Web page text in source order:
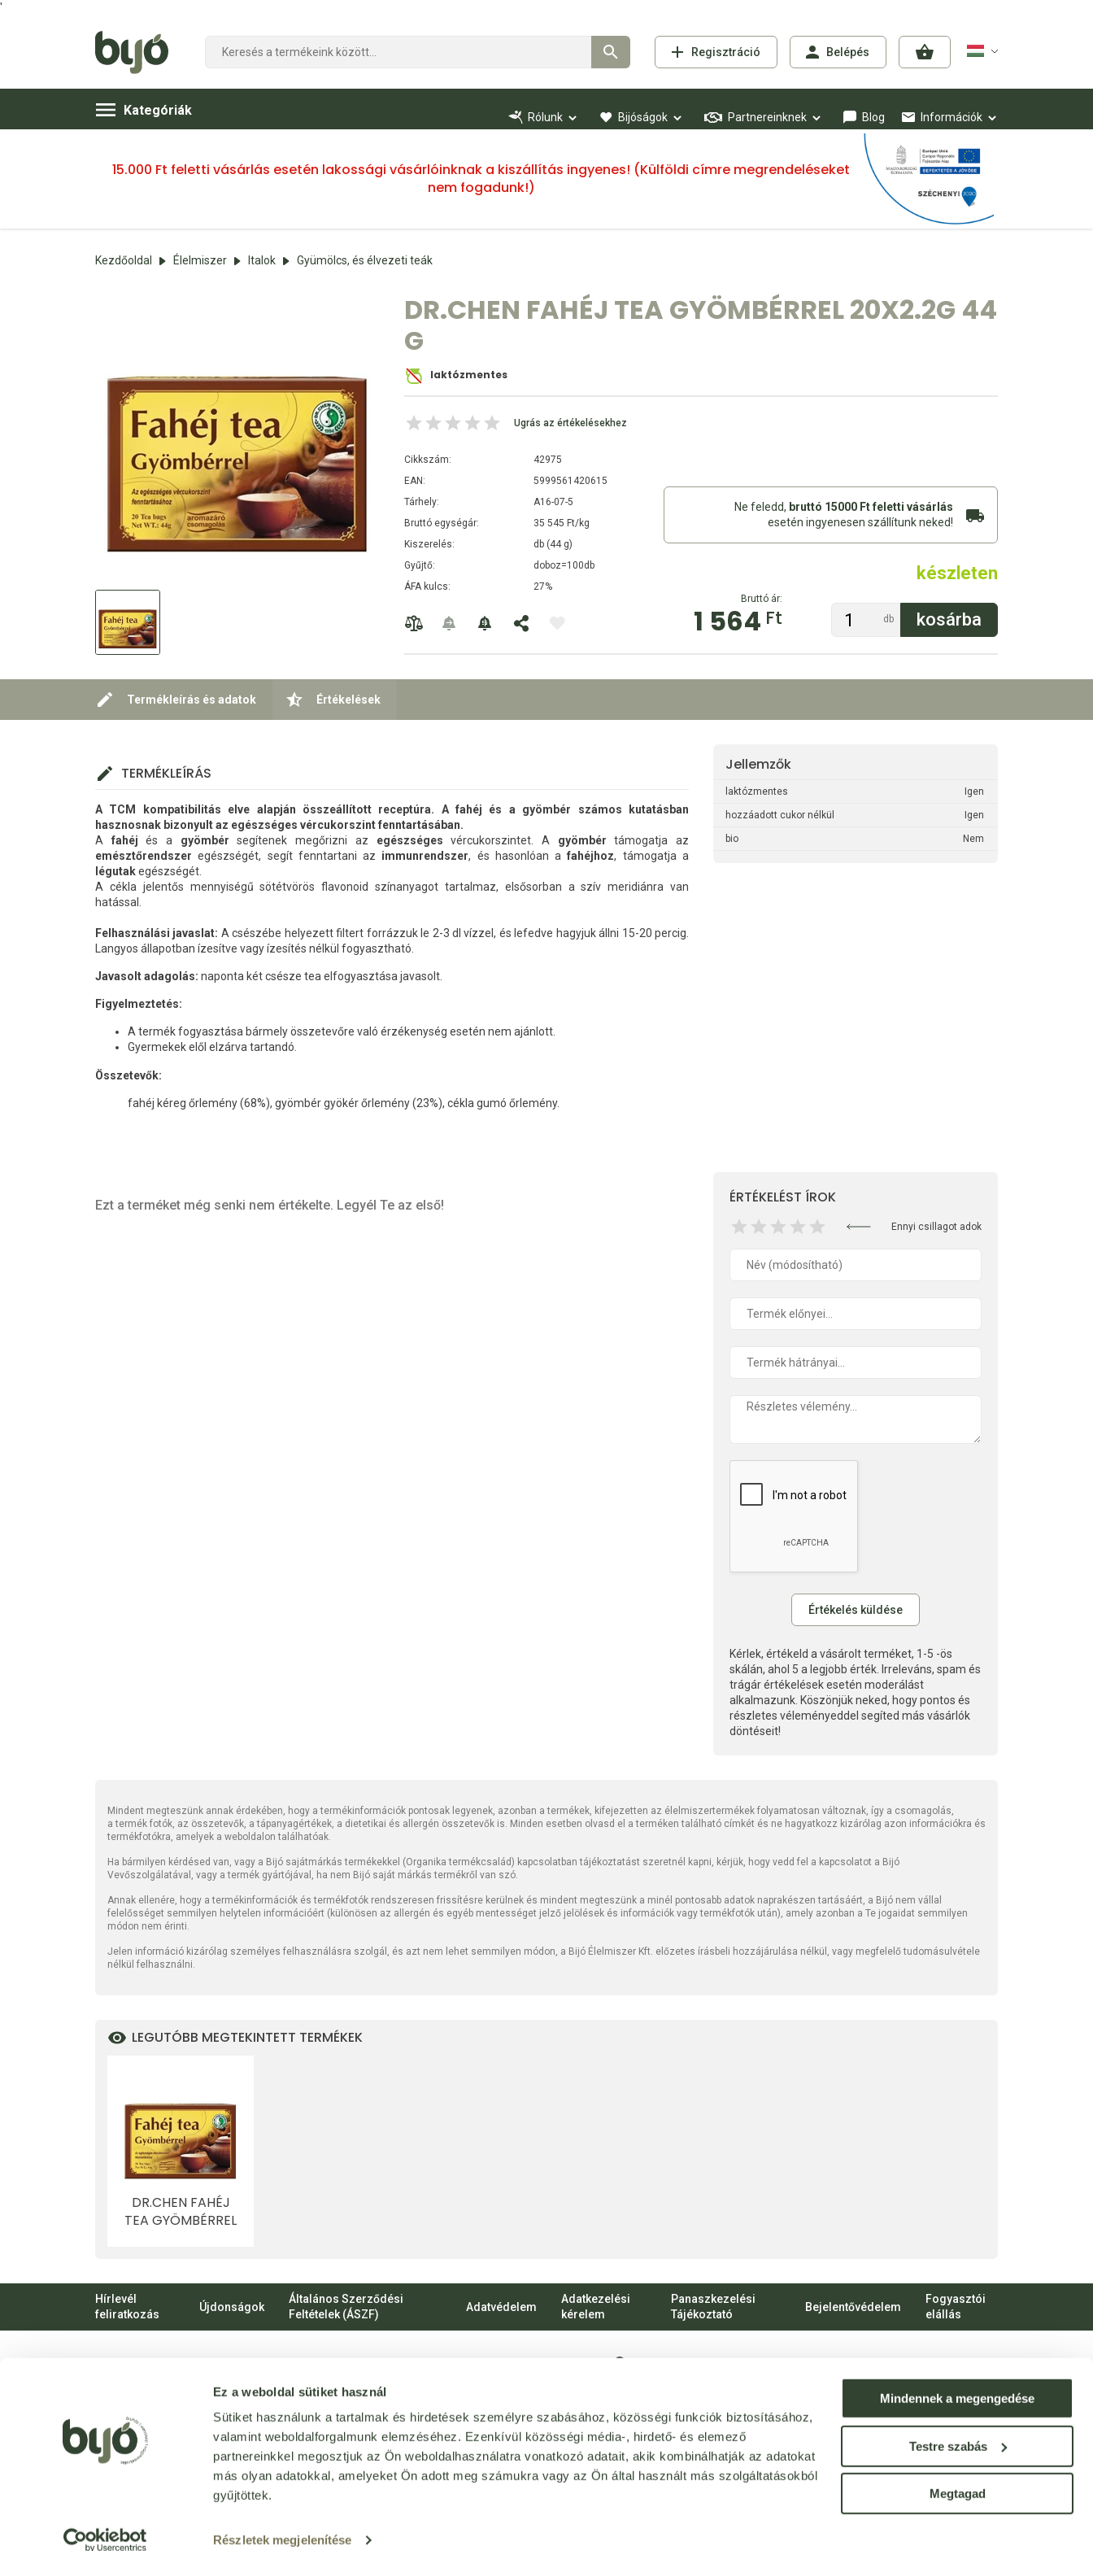
Ez a weboldal sütiket használ
Sütiket használunk a tartalmak és hirdetések személyre szabásához, közösségi funkciók biztosításához,
valamint weboldalforgalmunk elemzéséhez. Ezenkívül közösségi média-, hirdető- és elemező
partnereinkkel megosztjuk az Ön weboldalhasználatra vonatkozó adatait, akik kombinálhatják az adatokat
más olyan adatokkal, amelyeket Ön adott meg számukra vagy az Ön által használt más szolgáltatásokból
gyűjtöttek.
Részletek megjelenítése
Mindennek a megengedése
Testre szabás
Megtagad
'
Regisztráció Belépés
Kategóriák Rólunk Bijóságok Partnereinknek Blog Információk
15.000 Ft feletti vásárlás esetén lakossági vásárlóinknak a kiszállítás ingyenes! (Külföldi címre megrendeléseket
nem fogadunk!)
Kezdőoldal Élelmiszer Italok Gyümölcs, és élvezeti teák
DR.CHEN FAHÉJ TEA GYÖMBÉRREL 20X2.2G 44
G
laktózmentes
Ugrás az értékelésekhez
Cikkszám:
42975
EAN:
5999561420615
Tárhely:
A16-07-5
Bruttó egységár:
35 545 Ft/kg
Kiszerelés:
db (44 g)
Gyűjtő:
doboz=100db
ÁFA kulcs:
27%
Ne feledd, bruttó 15000 Ft feletti vásárlás
esetén ingyenesen szállítunk neked!
Bruttó ár:
1 564 Ft
készleten
db
Termékleírás és adatok Értékelések
TERMÉKLEÍRÁS
A TCM kompatibilitás elve alapján összeállított receptúra. A fahéj és a gyömbér számos kutatásban
hasznosnak bizonyult az egészséges vércukorszint fenntartásában.
A fahéjés a gyömbér segítenek megőrizni az egészségesvércukorszintet. A gyömbértámogatja az
emésztőrendszeregészségét, segít fenntartani az immunrendszer, és hasonlóan afahéjhoz, támogatja a
légutakegészségét.
A cékla jelentős mennyiségű sötétvörös flavonoid színanyagot tartalmaz, elsősorban a szív meridiánra van
hatással.
Felhasználási javaslat: A csészébe helyezett filtert forrázzuk le 2-3 dl vízzel, és lefedve hagyjuk állni 15-20 percig.
Langyos állapotban ízesítve vagy ízesítés nélkül fogyasztható.
Javasolt adagolás: naponta két csésze tea elfogyasztása javasolt.
Figyelmeztetés:
A termék fogyasztása bármely összetevőre való érzékenység esetén nem ajánlott.
Gyermekek elől elzárva tartandó.
Összetevők:
fahéj kéreg őrlemény (68%), gyömbér gyökér őrlemény (23%), cékla gumó őrlemény.
Jellemzők
laktózmentes Igen
hozzáadott cukor nélkül Igen
bio Nem
Ezt a terméket még senki nem értékelte. Legyél Te az első! ÉRTÉKELÉST ÍROK
Ennyi csillagot adok
Kérlek, értékeld a vásárolt terméket, 1-5 -ös
skálán, ahol 5 a legjobb érték. Irreleváns, spam és
trágár értékelések esetén moderálást
alkalmazunk. Köszönjük neked, hogy pontos és
részletes véleményeddel segíted más vásárlók
döntéseit!
Mindent megteszünk annak érdekében, hogy a termékinformációk pontosak legyenek, azonban a termékek, kifejezetten az élelmiszertermékek folyamatosan változnak, így a csomagolás,
a termék fotók, az összetevők, a tápanyagértékek, a dietetikai és allergén összetevők is. Minden esetben olvasd el a terméken található címkét és ne hagyatkozz kizárólag azon információkra és
termékfotókra, amelyek a weboldalon találhatóak.
Ha bármilyen kérdésed van, vagy a Bijó sajátmárkás termékekkel (Organika termékcsalád) kapcsolatban tájékoztatást szeretnél kapni, kérjük, hogy vedd fel a kapcsolatot a Bijó
Vevőszolgálatával, vagy a termék gyártójával, ha nem Bijó saját márkás termékről van szó.
Annak ellenére, hogy a termékinformációk és termékfotók rendszeresen frissítésre kerülnek és mindent megteszünk a minél pontosabb adatok naprakészen tartásáért, a Bijó nem vállal
felelősséget semmilyen helytelen információért (különösen az allergén és egyéb mentességet jelző jelölések és információk vagy termékfotók után), amely azonban a Te jogaidat semmilyen
módon nem érinti.
Jelen információ kizárólag személyes felhasználásra szolgál, és azt nem lehet semmilyen módon, a Bijó Élelmiszer Kft. előzetes írásbeli hozzájárulása nélkül, vagy megfelelő tudomásulvétele
nélkül felhasználni.
LEGUTÓBB MEGTEKINTETT TERMÉKEK
DR.CHEN FAHÉJ
TEA GYÖMBÉRREL
Hírlevél
feliratkozás
Újdonságok
Általános Szerződési
Feltételek (ÁSZF)
Adatvédelem
Adatkezelési
kérelem
Panaszkezelési
Tájékoztató
Bejelentővédelem
Fogyasztói
elállás
VIRTUÁLIS
Magánszemélyeknek: webshop@bijo.hu
+36 1 814 64 64
© Bijó 2013 - 2025. Minden jog fenntartva!